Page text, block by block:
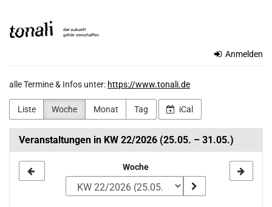
Haupt-
Inhalt
TONALi
Anmelden
alle Termine & Infos unter: https://www.tonali.de
Liste Woche Monat Tag iCal
Veranstaltungen in KW 22/2026 (25.05. – 31.05.)
zur
Woche